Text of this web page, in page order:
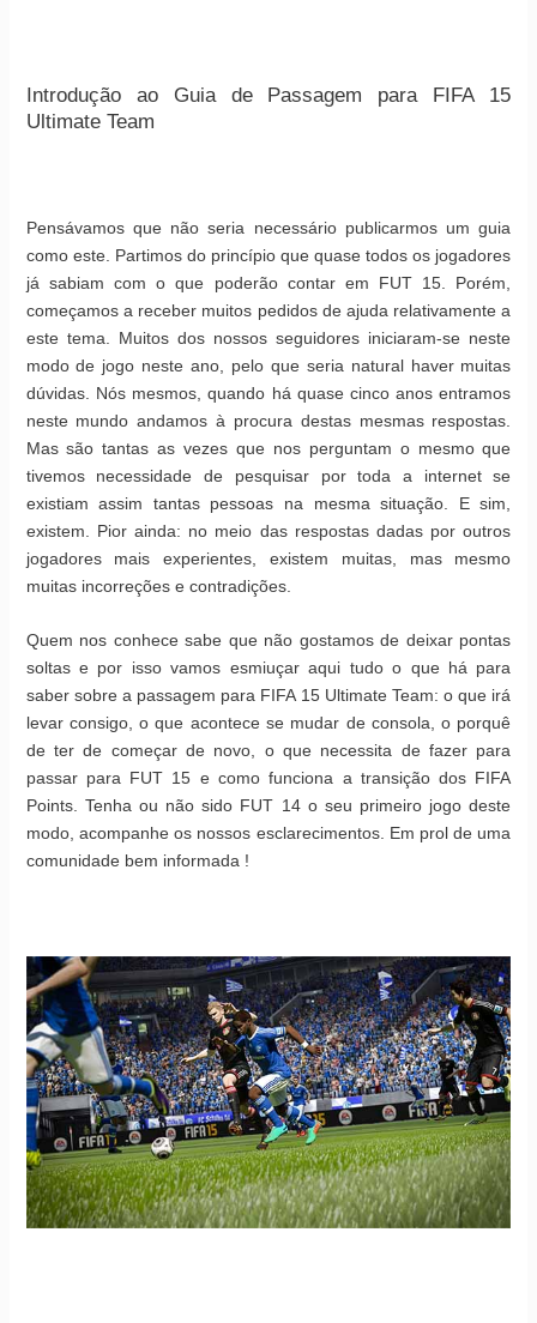
Introdução ao Guia de Passagem para FIFA 15
Ultimate Team
Pensávamos que não seria necessário publicarmos um guia
como este. Partimos do princípio que quase todos os jogadores
já sabiam com o que poderão contar em FUT 15. Porém,
começamos a receber muitos pedidos de ajuda relativamente a
este tema. Muitos dos nossos seguidores iniciaram-se neste
modo de jogo neste ano, pelo que seria natural haver muitas
dúvidas. Nós mesmos, quando há quase cinco anos entramos
neste mundo andamos à procura destas mesmas respostas.
Mas são tantas as vezes que nos perguntam o mesmo que
tivemos necessidade de pesquisar por toda a internet se
existiam assim tantas pessoas na mesma situação. E sim,
existem. Pior ainda: no meio das respostas dadas por outros
jogadores mais experientes, existem muitas, mas mesmo
muitas incorreções e contradições.
Quem nos conhece sabe que não gostamos de deixar pontas
soltas e por isso vamos esmiuçar aqui tudo o que há para
saber sobre a passagem para FIFA 15 Ultimate Team: o que irá
levar consigo, o que acontece se mudar de consola, o porquê
de ter de começar de novo, o que necessita de fazer para
passar para FUT 15 e como funciona a transição dos FIFA
Points. Tenha ou não sido FUT 14 o seu primeiro jogo deste
modo, acompanhe os nossos esclarecimentos. Em prol de uma
comunidade bem informada !